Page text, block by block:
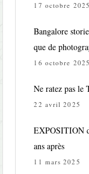
17 octobre 2025
Bangalore
que de
16 octobre 2025
Ne ratez pas le
22 avril 2025
EXPOSITION
ans après
11 mars 2025